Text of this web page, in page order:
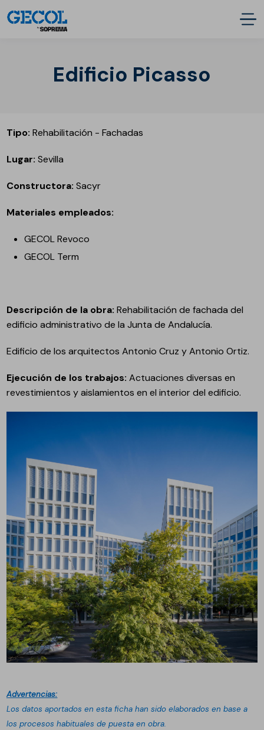
Edificio Picasso
Tipo:Rehabilitación - Fachadas
Lugar:Sevilla
Constructora:Sacyr
Materiales empleados:
GECOL Revoco
GECOL Term
Descripción de la obra:Rehabilitación de fachada del
edificio administrativo de la Junta de Andalucía.
Edificio de los arquitectos Antonio Cruz y Antonio Ortiz.
Ejecución de los trabajos: Actuaciones diversas en
revestimientos y aislamientos en el interior del edificio.
Advertencias:
Los datos aportados en esta ficha han sido elaborados en base a
los procesos habituales de puesta en obra.